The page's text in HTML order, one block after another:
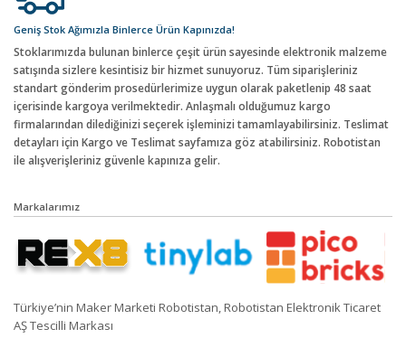
Geniş Stok Ağımızla Binlerce Ürün Kapınızda!
Stoklarımızda bulunan binlerce çeşit ürün sayesinde elektronik malzeme
satışında sizlere kesintisiz bir hizmet sunuyoruz. Tüm siparişleriniz
standart gönderim prosedürlerimize uygun olarak paketlenip 48 saat
içerisinde kargoya verilmektedir. Anlaşmalı olduğumuz kargo
firmalarından dilediğinizi seçerek işleminizi tamamlayabilirsiniz. Teslimat
detayları için Kargo ve Teslimat sayfamıza göz atabilirsiniz. Robotistan
ile alışverişleriniz güvenle kapınıza gelir.
Markalarımız
Türkiye’nin Maker Marketi Robotistan, Robotistan Elektronik Ticaret
AŞ Tescilli Markası